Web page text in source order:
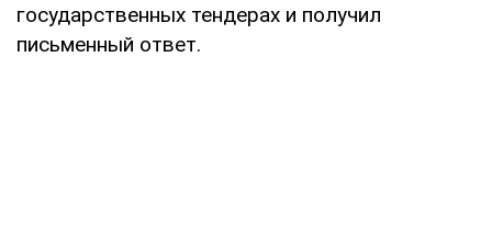
государственных тендерах и получил
письменный ответ.